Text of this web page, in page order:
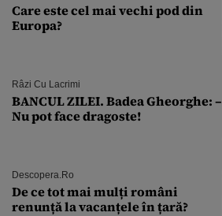
Care este cel mai vechi pod din
Europa?
Râzi Cu Lacrimi
BANCUL ZILEI. Badea Gheorghe: –
Nu pot face dragoste!
Descopera.ro
De ce tot mai mulți români
renunță la vacanțele în țară?